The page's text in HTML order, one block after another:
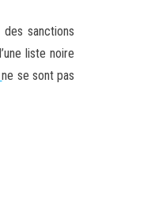
sanctions
liste noire
ne se sont pas